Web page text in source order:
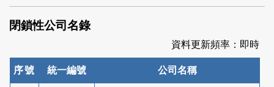
索
閉鎖性公司名錄
資料更新頻率：即時
序號 統一編號 公司名稱